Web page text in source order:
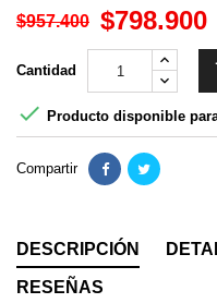
$957.400 $798.900
Cantidad
 Producto disponible
Compartir
DESCRIPCIÓN
RESEÑAS